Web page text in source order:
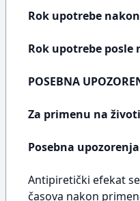
Rok upotrebe
Rok upotrebe
POSEBNA
Za primenu na
Posebna
Antipiretički efekat
časova nakon